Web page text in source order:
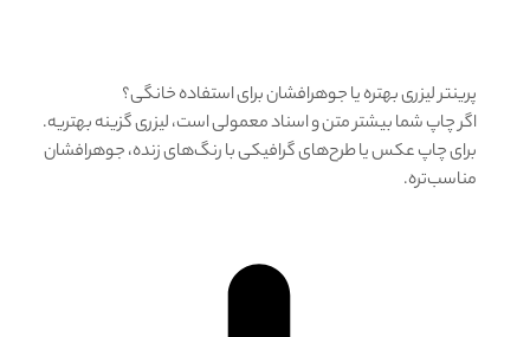
پرینتر لیزری بهتره یا جوهرافشان برای استفاده خانگی؟
اگر چاپ شما بیشتر متن و اسناد معمولی است، لیزری گزینه بهتریه.
برای چاپ عکس یا طرح‌های گرافیکی با رنگ‌های زنده، جوهرافشان
مناسب‌تره.